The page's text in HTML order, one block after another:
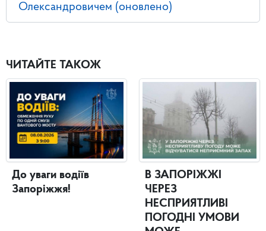
Олександровичем (оновлено)
ЧИТАЙТЕ ТАКОЖ
До уваги водіїв
Запоріжжя!
В ЗАПОРІЖЖІ
ЧЕРЕЗ
НЕСПРИЯТЛИВІ
ПОГОДНІ УМОВИ